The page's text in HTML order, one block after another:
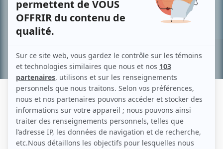
Recherche avancée »
PRODUCTIONS MÉLOMANIE
Liens
Fiche de Productions Mélomanie sur Showbizz.net